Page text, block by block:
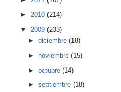
► 2010 (214)
▼ 2009 (233)
►diciembre(18)
►noviembre(15)
►octubre(14)
►septiembre(18)